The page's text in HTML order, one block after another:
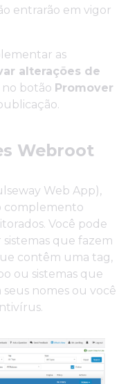
entrarão em vigor
as
alterações de
no botão Promover
Webroot
Web App),
complemento
Você pode
que fazem
contêm uma tag,
ou sistemas que
nomes ou você